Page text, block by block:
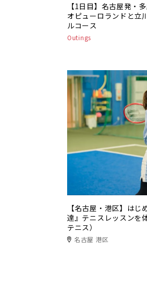
【1日目】名古屋発・
オピューロランドと立
ルコース
Outings
【名古屋・港区】はじ
達』テニスレッスンを
テニス）
名古屋 港区